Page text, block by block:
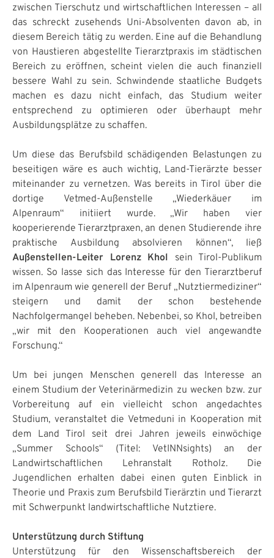
zwischen Tierschutz und wirtschaftlichen Interessen – all
das schreckt zusehends Uni-Absolventen davon ab, in
diesem Bereich tätig zu werden. Eine auf die Behandlung
von Haustieren abgestellte Tierarztpraxis im städtischen
Bereich zu eröffnen, scheint vielen die auch finanziell
bessere Wahl zu sein. Schwindende staatliche Budgets
machen es dazu nicht einfach, das Studium weiter
entsprechend zu optimieren oder überhaupt mehr
Ausbildungsplätze zu schaffen.
Um diese das Berufsbild schädigenden Belastungen zu
beseitigen wäre es auch wichtig, Land-Tierärzte besser
miteinander zu vernetzen. Was bereits in Tirol über die
dortige Vetmed-Außenstelle „Wiederkäuer im
Alpenraum“ initiiert wurde. „Wir haben vier
kooperierende Tierarztpraxen, an denen Studierende ihre
praktische Ausbildung absolvieren können“, ließ
Außenstellen-Leiter Lorenz Khol sein Tirol-Publikum
wissen. So lasse sich das Interesse für den Tierarztberuf
im Alpenraum wie generell der Beruf „Nutztiermediziner“
steigern und damit der schon bestehende
Nachfolgermangel beheben. Nebenbei, so Khol, betreiben
„wir mit den Kooperationen auch viel angewandte
Forschung.“
Um bei jungen Menschen generell das Interesse an
einem Studium der Veterinärmedizin zu wecken bzw. zur
Vorbereitung auf ein vielleicht schon angedachtes
Studium, veranstaltet die Vetmeduni in Kooperation mit
dem Land Tirol seit drei Jahren jeweils einwöchige
„Summer Schools“ (Titel: VetINNsights) an der
Landwirtschaftlichen Lehranstalt Rotholz. Die
Jugendlichen erhalten dabei einen guten Einblick in
Theorie und Praxis zum Berufsbild Tierärztin und Tierarzt
mit Schwerpunkt landwirtschaftliche Nutztiere.
Unterstützung durch Stiftung
Unterstützung für den Wissenschaftsbereich der